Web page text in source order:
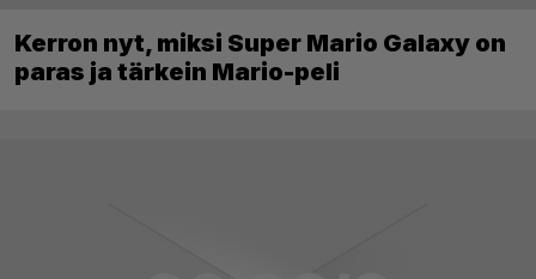
Kerron nyt, miksi Super Mario Galaxy on
paras ja tärkein Mario-peli